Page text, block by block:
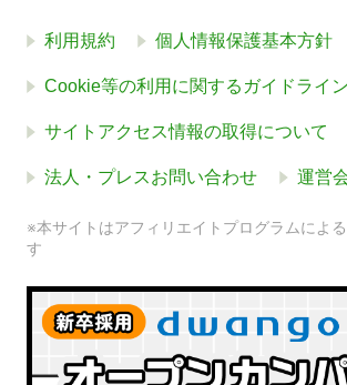
利用規約 個人情報保護基本方針
Cookie等の利用に関するガイドライン
サイトアクセス情報の取得について
法人・プレスお問い合わせ 運営
※本サイトはアフィリエイトプログラムによ
す